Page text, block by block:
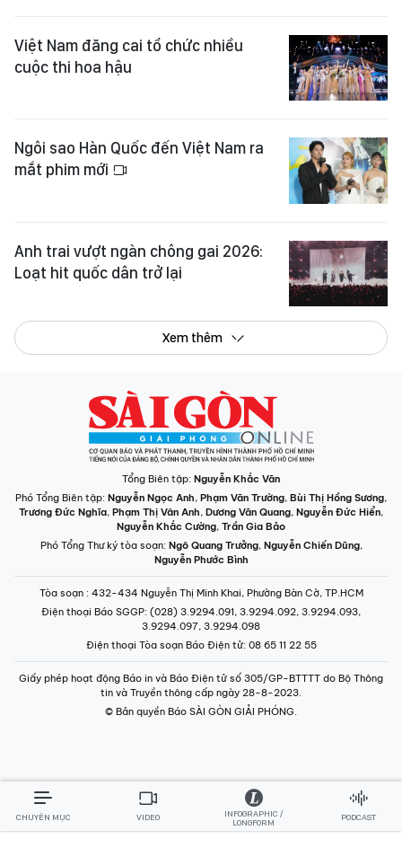
Việt Nam đăng cai tổ chức nhiều
cuộc thi hoa hậu
Ngôi sao Hàn Quốc đến Việt Nam ra
mắt phim mới
Anh trai vượt ngàn chông gai 2026:
Loạt hit quốc dân trở lại
Xem thêm
Tổng Biên tập: Nguyễn Khắc Văn
Phó Tổng Biên tập: Nguyễn Ngọc Anh, Phạm Văn Trường, Bùi Thị Hồng Sương,
Trương Đức Nghĩa, Phạm Thị Vân Anh, Dương Văn Quang, Nguyễn Đức Hiển,
Nguyễn Khắc Cường, Trần Gia Bảo
Phó Tổng Thư ký tòa soạn: Ngô Quang Trưởng, Nguyễn Chiến Dũng,
Nguyễn Phước Bình
Tòa soạn : 432-434 Nguyễn Thị Minh Khai, Phường Bàn Cờ, TP.HCM
Điện thoại Báo SGGP: (028) 3.9294.091, 3.9294.092, 3.9294.093,
3.9294.097, 3.9294.098
Điện thoại Tòa soạn Báo Điện tử: 08 65 11 22 55
Giấy phép hoạt động Báo in và Báo Điện tử số 305/GP-BTTTT do Bộ Thông
tin và Truyền thông cấp ngày 28-8-2023.
© Bản quyền Báo SÀI GÒN GIẢI PHÓNG.
CHUYÊN MỤC VIDEO
INFOGRAPHIC /
LONGFORM
PODCAST